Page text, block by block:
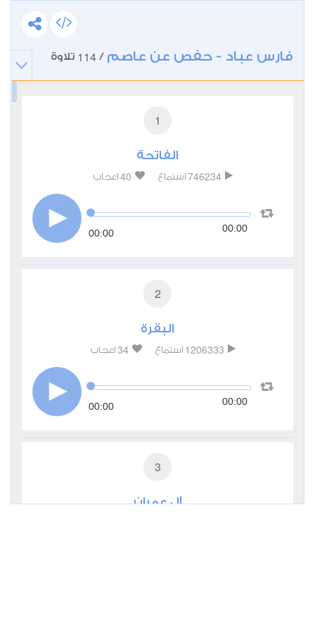
فارس عباد - حفص عن عاصم /
114 تلاوة
1
الفاتحة
746234 استماع 40 اعجاب
00:00 00:00
2
البقرة
1206333 استماع 34 اعجاب
00:00 00:00
3
آل عمران